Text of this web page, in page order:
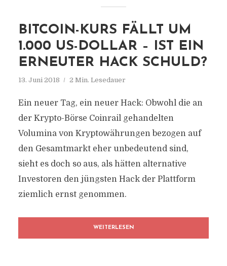
BITCOIN-KURS FÄLLT UM
1.000 US-DOLLAR – IST EIN
ERNEUTER HACK SCHULD?
13. Juni 2018 2 Min. Lesedauer
Ein neuer Tag, ein neuer Hack: Obwohl die an
der Krypto-Börse Coinrail gehandelten
Volumina von Kryptowährungen bezogen auf
den Gesamtmarkt eher unbedeutend sind,
sieht es doch so aus, als hätten alternative
Investoren den jüngsten Hack der Plattform
ziemlich ernst genommen.
WEITERLESEN